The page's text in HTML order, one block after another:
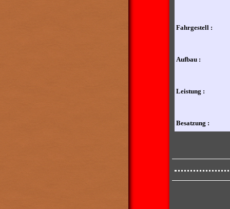
Fahrgestell :
Aufbau :
Leistung :
Besatzung :